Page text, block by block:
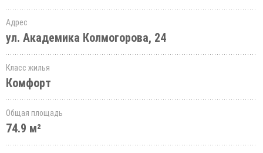
Адрес
ул. Академика Колмогорова, 24
Класс жилья
Комфорт
Общая площадь
74.9 м²